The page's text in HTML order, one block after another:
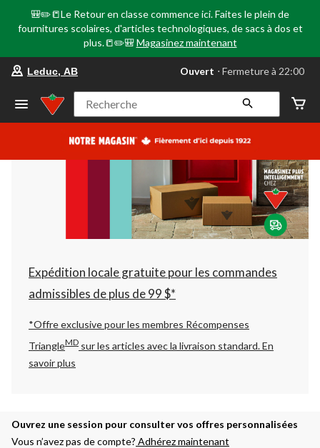
🎒✏️📒Le Retour en classe commence ici. Faites le plein de
fournitures scolaires, d'articles technologiques, de sacs à dos et
plus.📒✏️🎒 Magasinez maintenant
votre
préféré
Leduc,
AB,
courament
Fermeture
à
22:00
cliquer
pour
changer
Leduc, AB Ouvert ⋅ Fermeture à 22:00
Recherche
Expédition locale gratuite pour les commandes
admissibles de plus de 99 $*
*Offre exclusive pour les membres Récompenses
TriangleMD sur les articles avec la livraison standard.En
savoir plus
Ouvrez une session pour consulter vos offres personnalisées
Vous n’avez pas de compte? Adhérez maintenant